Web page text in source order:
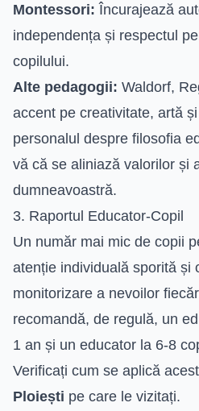
Montessori: Încurajează
independența și respectul
copilului.
Alte pedagogii: Waldorf,
accent pe creativitate, artă
personalul despre filosofia
vă că se aliniază valorilor și
dumneavoastră.
3. Raportul Educator-Copil
Un număr mai mic de copii
atenție individuală sporită și
monitorizare a nevoilor
recomandă, de regulă, un
1 an și un educator la 6-8
Verificați cum se aplică
Ploiești pe care le vizitați.